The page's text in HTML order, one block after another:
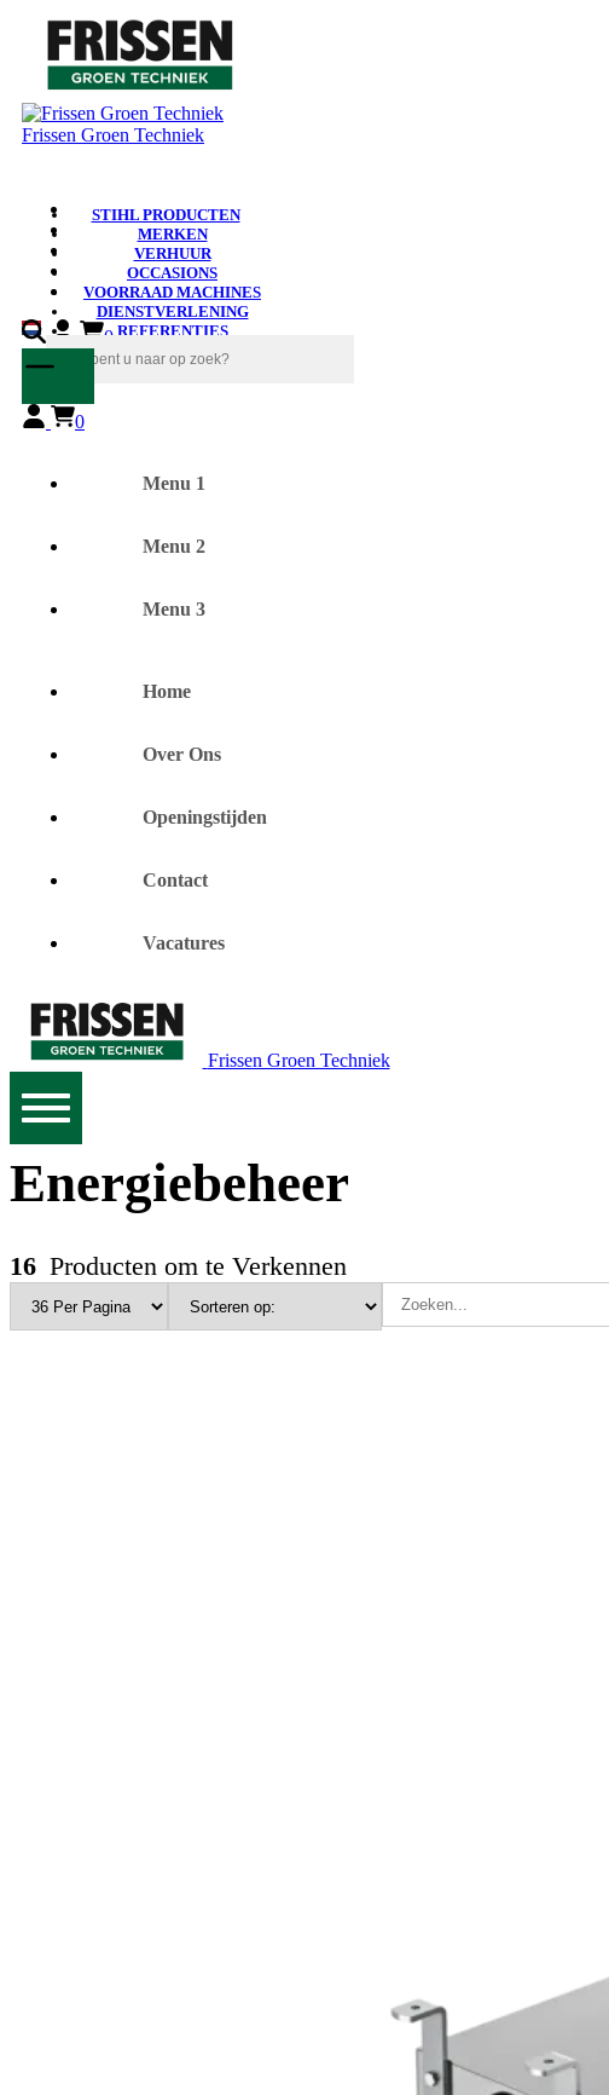
Frissen Groen Techniek
STIHL PRODUCTEN
MERKEN
VERHUUR
OCCASIONS
VOORRAAD MACHINES
DIENSTVERLENING
REFERENTIES
0
0
Menu 1
Menu 2
Menu 3
Home
Over Ons
Openingstijden
Contact
Vacatures
Frissen Groen Techniek
Energiebeheer
16 Producten om te Verkennen